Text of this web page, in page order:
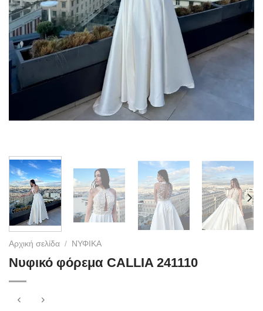
Αρχική σελίδα / ΝΥΦΙΚΑ
Νυφικό φόρεμα CALLIA 241110